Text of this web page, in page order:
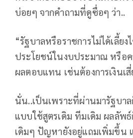
บ่อยๆ จากคำถามที่ดูซื่อๆ ว่า..
“รัฐบาลหรือราชการไม่ได้เลี้ย
ประโยชน์ในงบประมาณ หรือ
ผลตอบแทน เช่นต้องการเงินเสี่
นั่น..เป็นเพราะที่ผ่านมารัฐบา
แบบใช้สูตรเดิม ทีมเดิม ผลลัพ
เดิมๆ ปัญหายังอยู่แถมเพิ่มขึ้น